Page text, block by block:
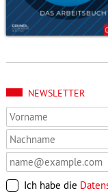
NEWSLETTER
Ich habe die